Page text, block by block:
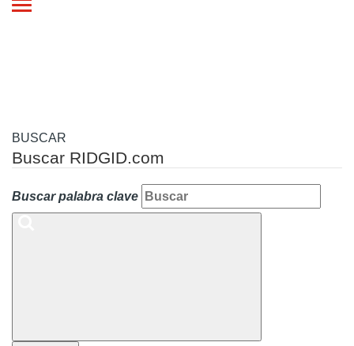
Toggle
BUSCAR
Buscar RIDGID.com
Buscar palabra clave